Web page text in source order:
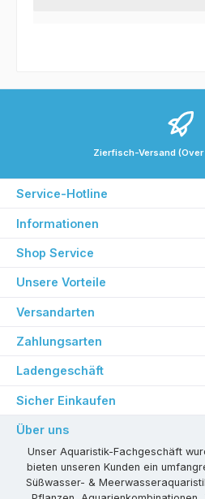
Zierfisch-Versand
Service-Hotline
Informationen
Shop Service
Unsere Vorteile
Versandarten
Zahlungsarten
Ladengeschäft
Sicher Einkaufen
Über uns
Unser Aquaristik-Fachgeschäft
bieten unseren Kunden ein
Süßwasser- &